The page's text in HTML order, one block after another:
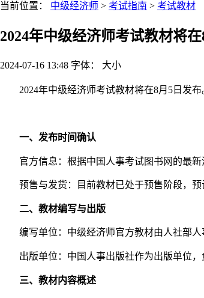
当前位置： 中级经济师 > 考试指南 > 考试教材
2024年中级经济师考试教材将
2024-07-16 13:48 字体： 大小
2024年中级经济师考试教材将在8月5日发布
一、发布时间确认
官方信息：根据中国人事考试图书网的最新
预售与发货：目前教材已处于预售阶段，预
二、教材编写与出版
编写单位：中级经济师官方教材由人社部人
出版单位：中国人事出版社作为出版单位，
三、教材内容概述